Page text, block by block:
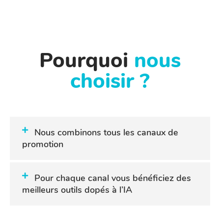
Pourquoi nous
choisir ?
Nous combinons tous les canaux de
promotion
Pour chaque canal vous bénéficiez des
meilleurs outils dopés à l’IA